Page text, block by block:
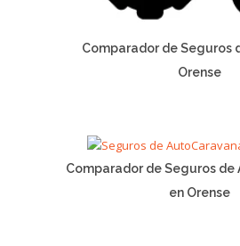
Comparador de Seguros
Orense
Comparador de Seguros de
en Orense